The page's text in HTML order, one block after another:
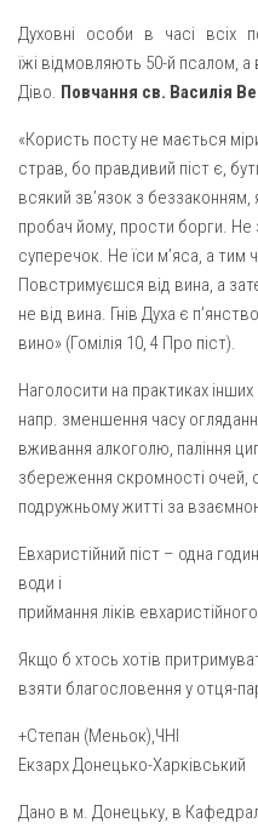
Духовні особи в часі всіх
їжі відмовляють 50-й псалом, а
Діво. Повчання св. Василія
«Користь посту не мається
страв, бо правдивий піст є,
всякий зв’язок з
пробач йому, прости борги. Не
суперечок. Не їси м’яса, а
Повстримуєшся від вина, а
не від вина. Гнів Духа є
вино» (Гомілія 10, 4 Про піст).
Наголосити на практиках
напр. зменшення часу
вживання алкоголю, паління
збереження скромності очей,
подружньому житті за
Евхаристійний піст – одна
води і
приймання ліків
Якщо б хтось хотів
взяти благословення у отця-
+Степан (Меньок),ЧНІ
Екзарх Донецько-Харківський
Дано в м. Донецьку, в